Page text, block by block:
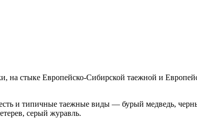
на стыке Европейско-Сибирской таежной и
и типичные таежные виды — бурый медведь,
серый журавль.